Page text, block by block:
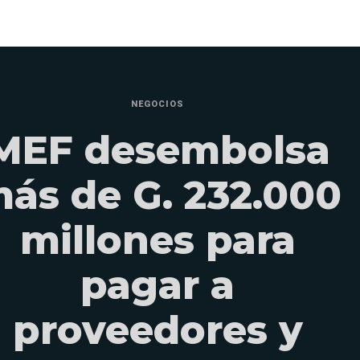
NEGOCIOS
desembolsa
de G. 232.000
millones para
pagar a
proveedores y